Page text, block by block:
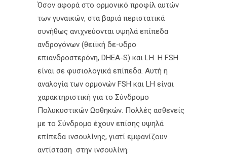
Όσον αφορά στο ορμονικό προφίλ αυτών
των γυναικών, στα βαριά περιστατικά
συνήθως ανιχνεύονται υψηλά επίπεδα
ανδρογόνων (θειϊκή δε-υδρο
επιανδροστερόνη, DHEA-S) και LH. Η FSH
είναι σε φυσιολογικά επίπεδα. Αυτή η
αναλογία των ορμονών FSH και LH είναι
χαρακτηριστική για το Σύνδρομο
Πολυκυστικών Ωοθηκών. Πολλές ασθενείς
με το Σύνδρομο έχουν επίσης υψηλά
επίπεδα ινσουλίνης, γιατί εμφανίζουν
αντίσταση στην ινσουλίνη.